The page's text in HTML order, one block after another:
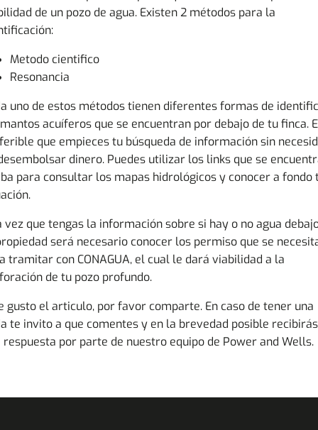
de un pozo de agua. Existen 2 métodos para la
Metodo cientifico
Resonancia
uno de estos métodos tienen diferentes formas de
acuíferos que se encuentran por debajo de tu finca.
que empieces tu búsqueda de información sin
dinero. Puedes utilizar los links que se
para consultar los mapas hidrológicos y conocer a fondo
vez que tengas la información sobre si hay o no agua
será necesario conocer los permiso que se
tramitar con CONAGUA, el cual le dará viabilidad a la
de tu pozo profundo.
gusto el articulo, por favor comparte. En caso de tener una
te invito a que comentes y en la brevedad posible recibirás
respuesta por parte de nuestro equipo de Power and Wells.